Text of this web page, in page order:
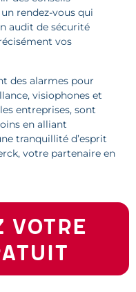
rendez-vous qui
audit de sécurité
vos
des alarmes pour
visiophones et
entreprises, sont
en alliant
tranquillité d’esprit
votre partenaire en
votre